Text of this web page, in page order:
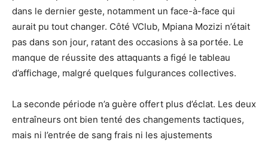
dans le dernier geste, notamment un face-à-face qui
aurait pu tout changer. Côté VClub, Mpiana Mozizi n’était
pas dans son jour, ratant des occasions à sa portée. Le
manque de réussite des attaquants a figé le tableau
d’affichage, malgré quelques fulgurances collectives.
La seconde période n’a guère offert plus d’éclat. Les deux
entraîneurs ont bien tenté des changements tactiques,
mais ni l’entrée de sang frais ni les ajustements